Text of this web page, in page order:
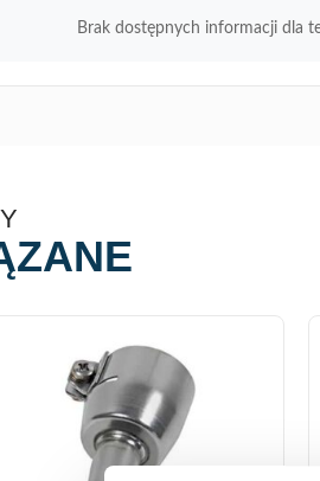
Brak dostępnych informacji dla